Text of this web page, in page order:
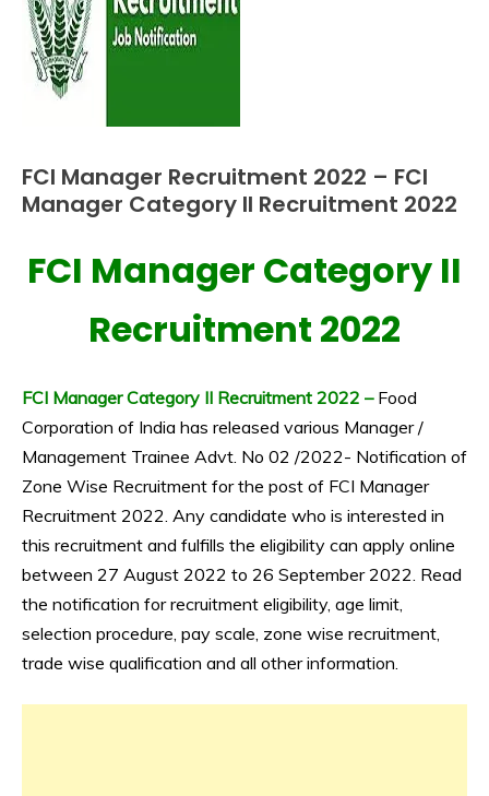
Latest
Jobs
FCI Manager Recruitment 2022 – FCI
Manager Category II Recruitment 2022
August
25,
Ankit
Kumar
FCI Manager Category II
Recruitment 2022
FCI Manager Category II Recruitment 2022 – Food
Corporation of India has released various Manager /
Management Trainee Advt. No 02 /2022- Notification of
Zone Wise Recruitment for the post of FCI Manager
Recruitment 2022. Any candidate who is interested in
this recruitment and fulfills the eligibility can apply online
between 27 August 2022 to 26 September 2022. Read
the notification for recruitment eligibility, age limit,
selection procedure, pay scale, zone wise recruitment,
trade wise qualification and all other information.